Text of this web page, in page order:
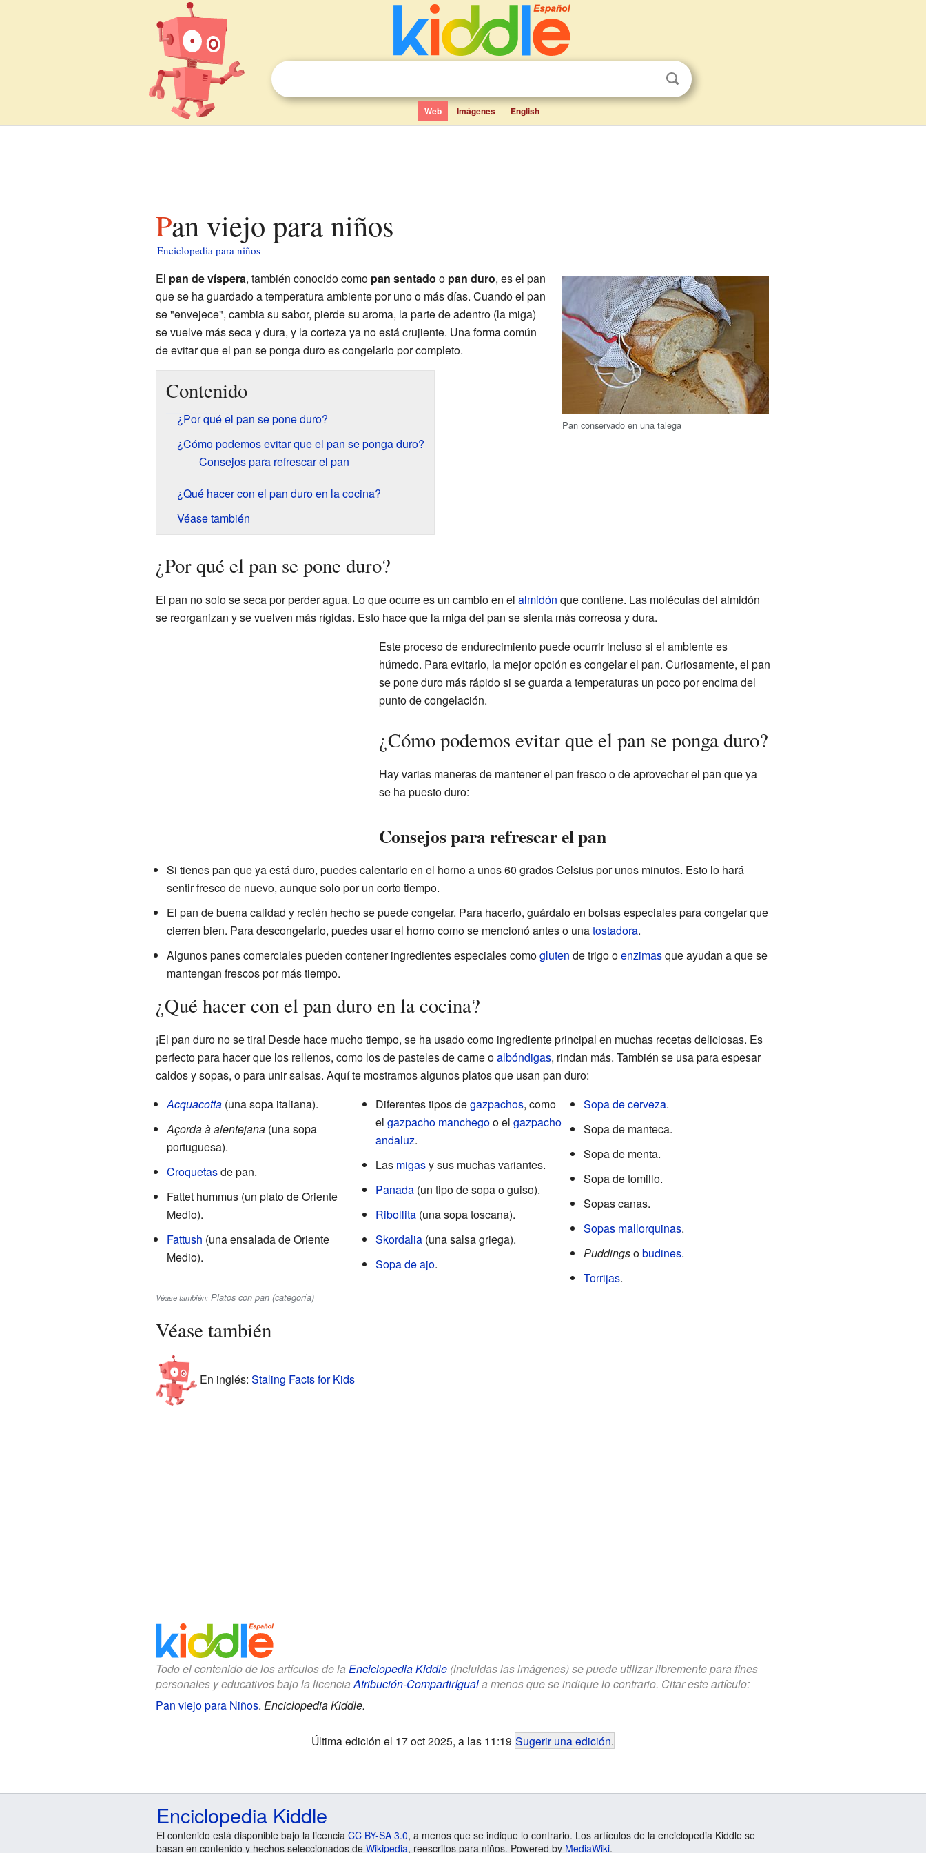
Web Imágenes English
Pan viejo para niños
Enciclopedia para niños
Pan conservado en una talega
El pan de víspera, también conocido como pan sentado o pan duro, es el pan
que se ha guardado a temperatura ambiente por uno o más días. Cuando el pan
se "envejece", cambia su sabor, pierde su aroma, la parte de adentro (la miga)
se vuelve más seca y dura, y la corteza ya no está crujiente. Una forma común
de evitar que el pan se ponga duro es congelarlo por completo.
Contenido
¿Por qué el pan se pone duro?
¿Cómo podemos evitar que el pan se ponga duro?
Consejos para refrescar el pan
¿Qué hacer con el pan duro en la cocina?
Véase también
¿Por qué el pan se pone duro?
El pan no solo se seca por perder agua. Lo que ocurre es un cambio en el almidón que contiene. Las moléculas del almidón
se reorganizan y se vuelven más rígidas. Esto hace que la miga del pan se sienta más correosa y dura.
Este proceso de endurecimiento puede ocurrir incluso si el ambiente es
húmedo. Para evitarlo, la mejor opción es congelar el pan. Curiosamente, el pan
se pone duro más rápido si se guarda a temperaturas un poco por encima del
punto de congelación.
¿Cómo podemos evitar que el pan se ponga duro?
Hay varias maneras de mantener el pan fresco o de aprovechar el pan que ya
se ha puesto duro:
Consejos para refrescar el pan
Si tienes pan que ya está duro, puedes calentarlo en el horno a unos 60 grados Celsius por unos minutos. Esto lo hará
sentir fresco de nuevo, aunque solo por un corto tiempo.
El pan de buena calidad y recién hecho se puede congelar. Para hacerlo, guárdalo en bolsas especiales para congelar que
cierren bien. Para descongelarlo, puedes usar el horno como se mencionó antes o unatostadora.
Algunos panes comerciales pueden contener ingredientes especiales comogluten de trigo oenzimasque ayudan a que se
mantengan frescos por más tiempo.
¿Qué hacer con el pan duro en la cocina?
¡El pan duro no se tira! Desde hace mucho tiempo, se ha usado como ingrediente principal en muchas recetas deliciosas. Es
perfecto para hacer que los rellenos, como los de pasteles de carne oalbóndigas, rindan más. También se usa para espesar
caldos y sopas, o para unir salsas. Aquí te mostramos algunos platos que usan pan duro:
Acquacotta(una sopa italiana).
Açorda à alentejana(una sopa
portuguesa).
Croquetasde pan.
Fattet hummus (un plato de Oriente
Medio).
Fattush (una ensalada de Oriente
Medio).
Diferentes tipos degazpachos, como
el gazpacho manchegoo el gazpacho
andaluz.
Las migasy sus muchas variantes.
Panada(un tipo de sopa o guiso).
Ribollita(una sopa toscana).
Skordalia(una salsa griega).
Sopa de ajo.
Sopa de cerveza.
Sopa de manteca.
Sopa de menta.
Sopa de tomillo.
Sopas canas.
Sopas mallorquinas.
Puddingsobudines.
Torrijas.
Véase también: Platos con pan (categoría)
Véase también
En inglés: Staling Facts for Kids
Todo el contenido de los artículos de la Enciclopedia Kiddle(incluidas las imágenes) se puede utilizar libremente para fines
personales y educativos bajo la licenciaAtribución-CompartirIguala menos que se indique lo contrario. Citar este artículo:
Pan viejo para Niños. Enciclopedia Kiddle.
Última edición el 17 oct 2025, a las 11:19 Sugerir una edición.
Enciclopedia Kiddle
El contenido está disponible bajo la licencia CC BY-SA 3.0, a menos que se indique lo contrario. Los artículos de la enciclopedia Kiddle se
basan en contenido y hechos seleccionados de Wikipedia, reescritos para niños. Powered by MediaWiki.